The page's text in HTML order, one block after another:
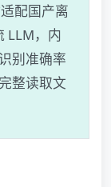
配国产离
LLM，内
别准确率
整读取文